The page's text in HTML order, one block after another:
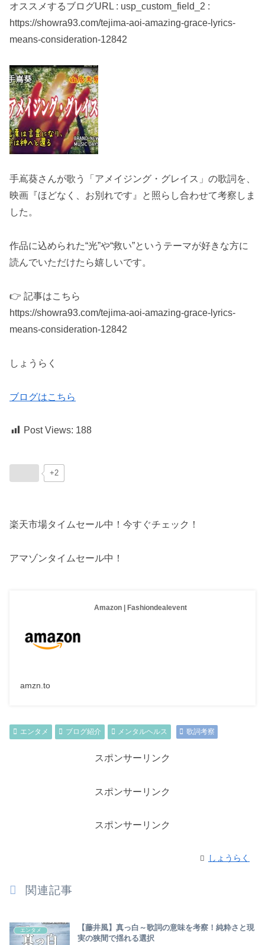
オススメするブログURL : usp_custom_field_2 :
https://showra93.com/tejima-aoi-amazing-grace-lyrics-
means-consideration-12842
手嶌葵さんが歌う「アメイジング・グレイス」の歌詞を、
映画『ほどなく、お別れです』と照らし合わせて考察しま
した。
作品に込められた“光”や“救い”というテーマが好きな方に
読んでいただけたら嬉しいです。
👉 記事はこちら
https://showra93.com/tejima-aoi-amazing-grace-lyrics-
means-consideration-12842
しょうらく
ブログはこちら
Post Views: 188
+2
楽天市場タイムセール中！今すぐチェック！
アマゾンタイムセール中！
Amazon | Fashiondealevent
amzn.to
エンタメ ブログ紹介 メンタルヘルス 歌詞考察
スポンサーリンク
スポンサーリンク
スポンサーリンク
しょうらく
関連記事
エンタメ
【藤井風】真っ白～歌詞の意味を考察！純粋さと現
実の狭間で揺れる選択